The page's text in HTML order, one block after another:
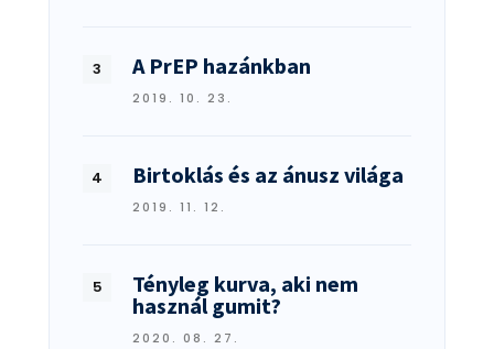
A PrEP hazánkban
2019. 10. 23.
Birtoklás és az ánusz világa
2019. 11. 12.
Tényleg kurva, aki nem
használ gumit?
2020. 08. 27.